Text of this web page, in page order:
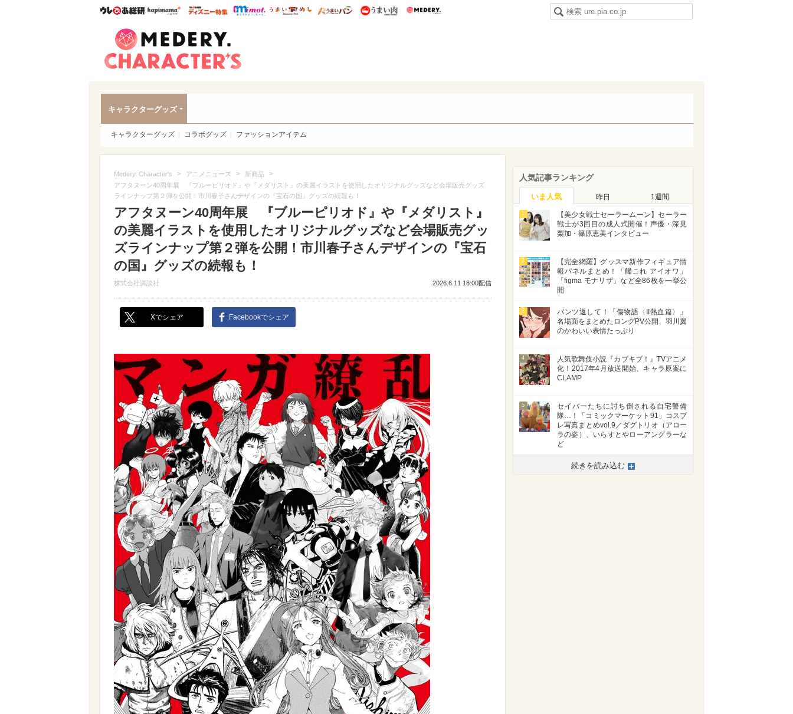
ウレぴあ総研ハピママ* ウレぴあ総研 ディズニー特集
mimot. うまいめし うまいパン うまい肉
キャラクターグッズ
キャラクターグッズ コラボグッズ ファッションアイテム
Medery. Character's > アニメニュース > 新商品 >
アフタヌーン40周年展 『ブルーピリオド』や『メダリスト』の美麗イラストを使用したオリジナルグッズなど会場販売グッズ
ラインナップ第２弾を公開！市川春子さんデザインの『宝石の国』グッズの続報も！
アフタヌーン40周年展 『ブルーピリオド』や『メダリスト』
の美麗イラストを使用したオリジナルグッズなど会場販売グッ
ズラインナップ第２弾を公開！市川春子さんデザインの『宝石
の国』グッズの続報も！
株式会社講談社 2026.6.11 18:00配信
Xでシェア Facebookでシェア
人気記事ランキング
いま人気 昨日 1週間
1
【美少女戦士セーラームーン】セーラー
戦士が3回目の成人式開催！声優・深見
梨加・篠原恵美インタビュー
2
【完全網羅】グッスマ新作フィギュア情
報パネルまとめ！「艦これ アイオワ」
「figma モナリザ」など全86枚を一挙公
開
3
パンツ返して！「傷物語〈II熱血篇〉」
名場面をまとめたロングPV公開、羽川翼
のかわいい表情たっぷり
4
人気歌舞伎小説『カブキブ！』TVアニメ
化！2017年4月放送開始、キャラ原案に
CLAMP
5
セイバーたちに討ち倒される自宅警備
隊…！「コミックマーケット91」コスプ
レ写真まとめvol.9／ダグトリオ（アロー
ラの姿）、いらすとやローアングラーな
ど
続きを読み込む